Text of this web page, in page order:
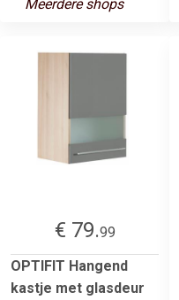
Meerdere shops
€ 79.99
OPTIFIT Hangend
kastje met glasdeur